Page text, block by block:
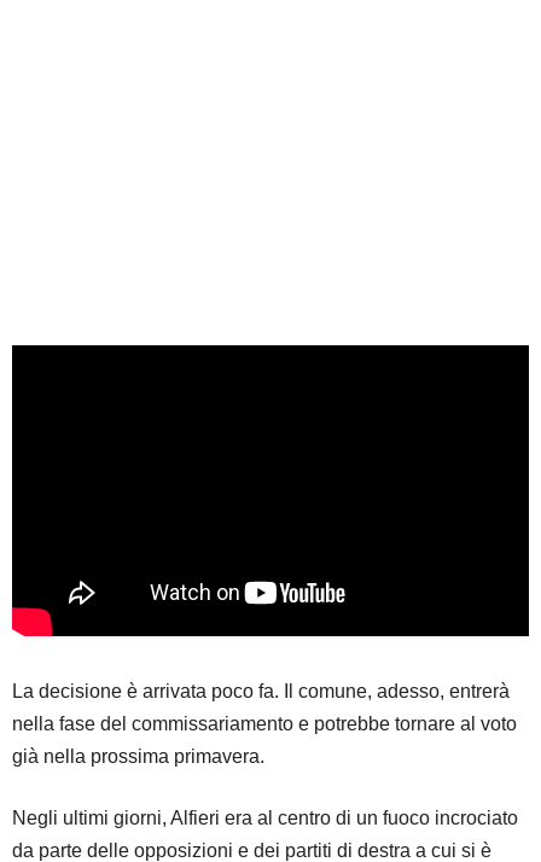
La decisione è arrivata poco fa. Il comune, adesso, entrerà
nella fase del commissariamento e potrebbe tornare al voto
già nella prossima primavera.
Negli ultimi giorni, Alfieri era al centro di un fuoco incrociato
da parte delle opposizioni e dei partiti di destra a cui si è